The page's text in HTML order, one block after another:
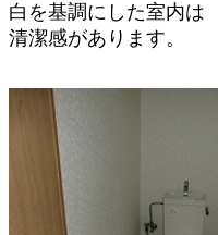
白を基調にした室内は
清潔感があります。